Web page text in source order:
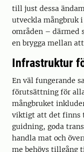
till just dessa
utveckla mångbruk
områden – därmed
en brygga mellan
Infrastruktur
En väl fungerande
förutsättning för
mångbruket
viktigt att det finns
guidning, goda
handla mat och
me behövs tillgång